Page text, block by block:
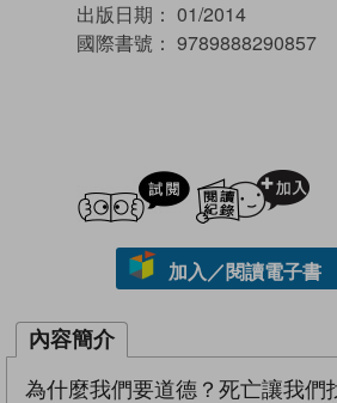
出版日期： 01/2014
國際書號： 9789888290857
試閲
加入／閱讀電子書
內容簡介
為什麼我們要道德？死亡讓我們